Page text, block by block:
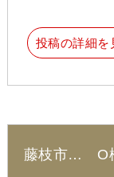
投稿の詳細を
藤枝市… O